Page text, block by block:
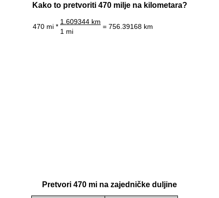
Kako to pretvoriti 470 milje na kilometara?
470 mi *
1.609344 km
= 756.39168 km
1 mi
Pretvori 470 mi na zajedničke duljine